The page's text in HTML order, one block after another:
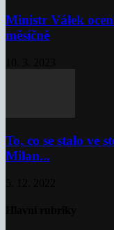
Ministr Válek
měsíčně
To, co se stalo ve
Milan...